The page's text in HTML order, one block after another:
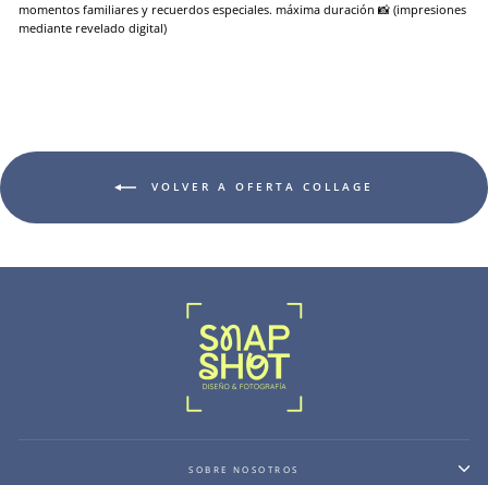
momentos familiares y recuerdos especiales. máxima duración 📸 (impresiones
mediante revelado digital)
VOLVER A OFERTA COLLAGE
SOBRE NOSOTROS